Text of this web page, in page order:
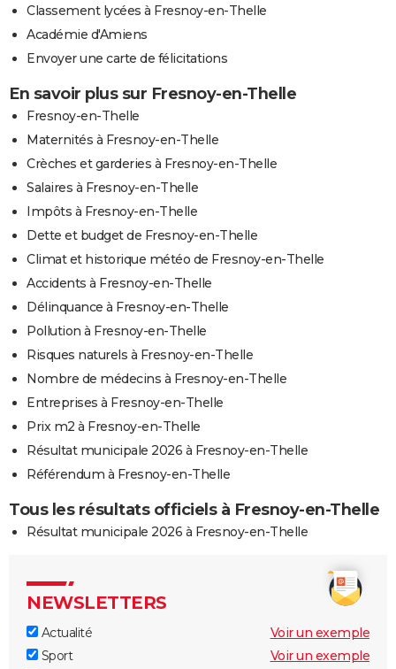
Classement lycées à Fresnoy-en-Thelle
Académie d'Amiens
Envoyer une carte de félicitations
En savoir plus sur Fresnoy-en-Thelle
Fresnoy-en-Thelle
Maternités à Fresnoy-en-Thelle
Crèches et garderies à Fresnoy-en-Thelle
Salaires à Fresnoy-en-Thelle
Impôts à Fresnoy-en-Thelle
Dette et budget de Fresnoy-en-Thelle
Climat et historique météo de Fresnoy-en-Thelle
Accidents à Fresnoy-en-Thelle
Délinquance à Fresnoy-en-Thelle
Pollution à Fresnoy-en-Thelle
Risques naturels à Fresnoy-en-Thelle
Nombre de médecins à Fresnoy-en-Thelle
Entreprises à Fresnoy-en-Thelle
Prix m2 à Fresnoy-en-Thelle
Résultat municipale 2026 à Fresnoy-en-Thelle
Référendum à Fresnoy-en-Thelle
Tous les résultats officiels à Fresnoy-en-Thelle
Résultat municipale 2026 à Fresnoy-en-Thelle
NEWSLETTERS
Actualité
Voir un exemple
Sport
Voir un exemple